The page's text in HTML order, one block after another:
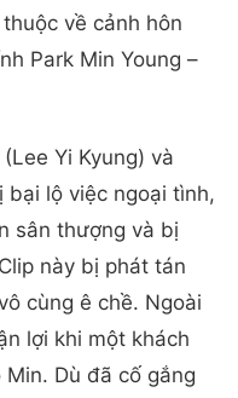
về cảnh hôn
Park Min Young –
Yi Kyung) và
bại lộ việc ngoại tình,
sân thượng và bị
này bị phát tán
cùng ê chề. Ngoài
lợi khi một khách
Dù đã cố gắng